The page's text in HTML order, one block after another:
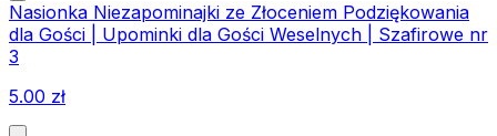
Nasionka Niezapominajki ze Złoceniem Podziękowania
dla Gości | Upominki dla Gości Weselnych | Szafirowe nr
3
5.00 zł